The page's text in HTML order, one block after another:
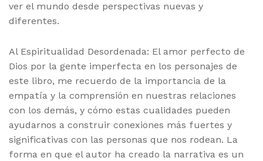
ver el mundo desde perspectivas nuevas y
diferentes.
Al Espiritualidad Desordenada: El amor perfecto de
Dios por la gente imperfecta en los personajes de
este libro, me recuerdo de la importancia de la
empatía y la comprensión en nuestras relaciones
con los demás, y cómo estas cualidades pueden
ayudarnos a construir conexiones más fuertes y
significativas con las personas que nos rodean. La
forma en que el autor ha creado la narrativa es un